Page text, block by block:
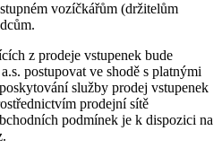
vozíčkářům (držitelům
z prodeje vstupenek bude
postupovat ve shodě s platnými
služby prodej vstupenek
prodejní sítě
podmínek je k dispozici na